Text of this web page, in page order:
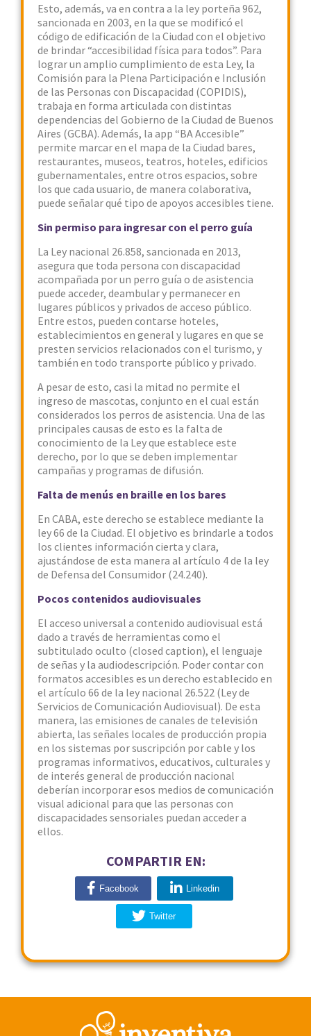
Esto, además, va en contra a la ley porteña 962,
sancionada en 2003, en la que se modificó el
código de edificación de la Ciudad con el objetivo
de brindar “accesibilidad física para todos”. Para
lograr un amplio cumplimiento de esta Ley, la
Comisión para la Plena Participación e Inclusión
de las Personas con Discapacidad (COPIDIS),
trabaja en forma articulada con distintas
dependencias del Gobierno de la Ciudad de Buenos
Aires (GCBA). Además, la app “BA Accesible”
permite marcar en el mapa de la Ciudad bares,
restaurantes, museos, teatros, hoteles, edificios
gubernamentales, entre otros espacios, sobre
los que cada usuario, de manera colaborativa,
puede señalar qué tipo de apoyos accesibles tiene.
Sin permiso para ingresar con el perro guía
La Ley nacional 26.858, sancionada en 2013,
asegura que toda persona con discapacidad
acompañada por un perro guía o de asistencia
puede acceder, deambular y permanecer en
lugares públicos y privados de acceso público.
Entre estos, pueden contarse hoteles,
establecimientos en general y lugares en que se
presten servicios relacionados con el turismo, y
también en todo transporte público y privado.
A pesar de esto, casi la mitad no permite el
ingreso de mascotas, conjunto en el cual están
considerados los perros de asistencia. Una de las
principales causas de esto es la falta de
conocimiento de la Ley que establece este
derecho, por lo que se deben implementar
campañas y programas de difusión.
Falta de menús en braille en los bares
En CABA, este derecho se establece mediante la
ley 66 de la Ciudad. El objetivo es brindarle a todos
los clientes información cierta y clara,
ajustándose de esta manera al artículo 4 de la ley
de Defensa del Consumidor (24.240).
Pocos contenidos audiovisuales
El acceso universal a contenido audiovisual está
dado a través de herramientas como el
subtitulado oculto (closed caption), el lenguaje
de señas y la audiodescripción. Poder contar con
formatos accesibles es un derecho establecido en
el artículo 66 de la ley nacional 26.522 (Ley de
Servicios de Comunicación Audiovisual). De esta
manera, las emisiones de canales de televisión
abierta, las señales locales de producción propia
en los sistemas por suscripción por cable y los
programas informativos, educativos, culturales y
de interés general de producción nacional
deberían incorporar esos medios de comunicación
visual adicional para que las personas con
discapacidades sensoriales puedan acceder a
ellos.
COMPARTIR EN:
Facebook Linkedin
Twitter